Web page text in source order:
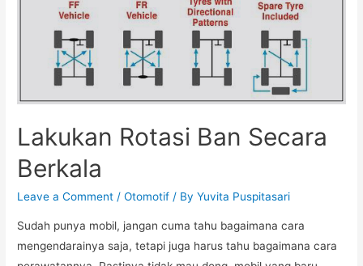
Lakukan Rotasi Ban Secara
Berkala
Leave a Comment /Otomotif / ByYuvita Puspitasari
Sudah punya mobil, jangan cuma tahu bagaimana cara
mengendarainya saja, tetapi juga harus tahu bagaimana cara